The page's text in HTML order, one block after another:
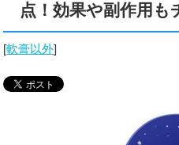
点！効果や副作用も
[軟膏以外]